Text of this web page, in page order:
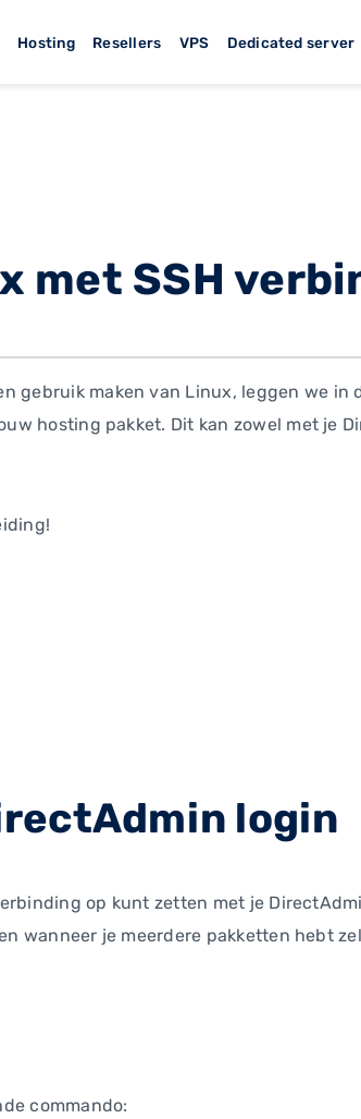
Hosting Resellers VPS Dedicated server
met SSH
gebruik maken van Linux, leggen we in
hosting pakket. Dit kan zowel met je
login
op kunt zetten met je
wanneer je meerdere pakketten hebt
commando: